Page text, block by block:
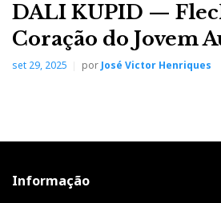
DALI KUPID —
Coração do Jovem
set 29, 2025 porJosé Victor Henriques
Informação